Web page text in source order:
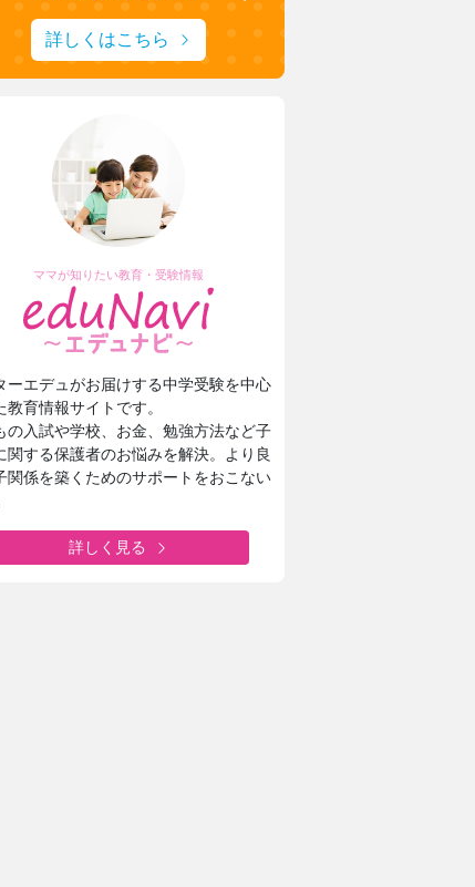
詳しくはこちら
ママが知りたい教育・受験情報
ーエデュがお届けする中学受験を中心
教育情報サイトです。
の入試や学校、お金、勉強方法など子
関する保護者のお悩みを解決。より良
関係を築くためのサポートをおこない
詳しく見る